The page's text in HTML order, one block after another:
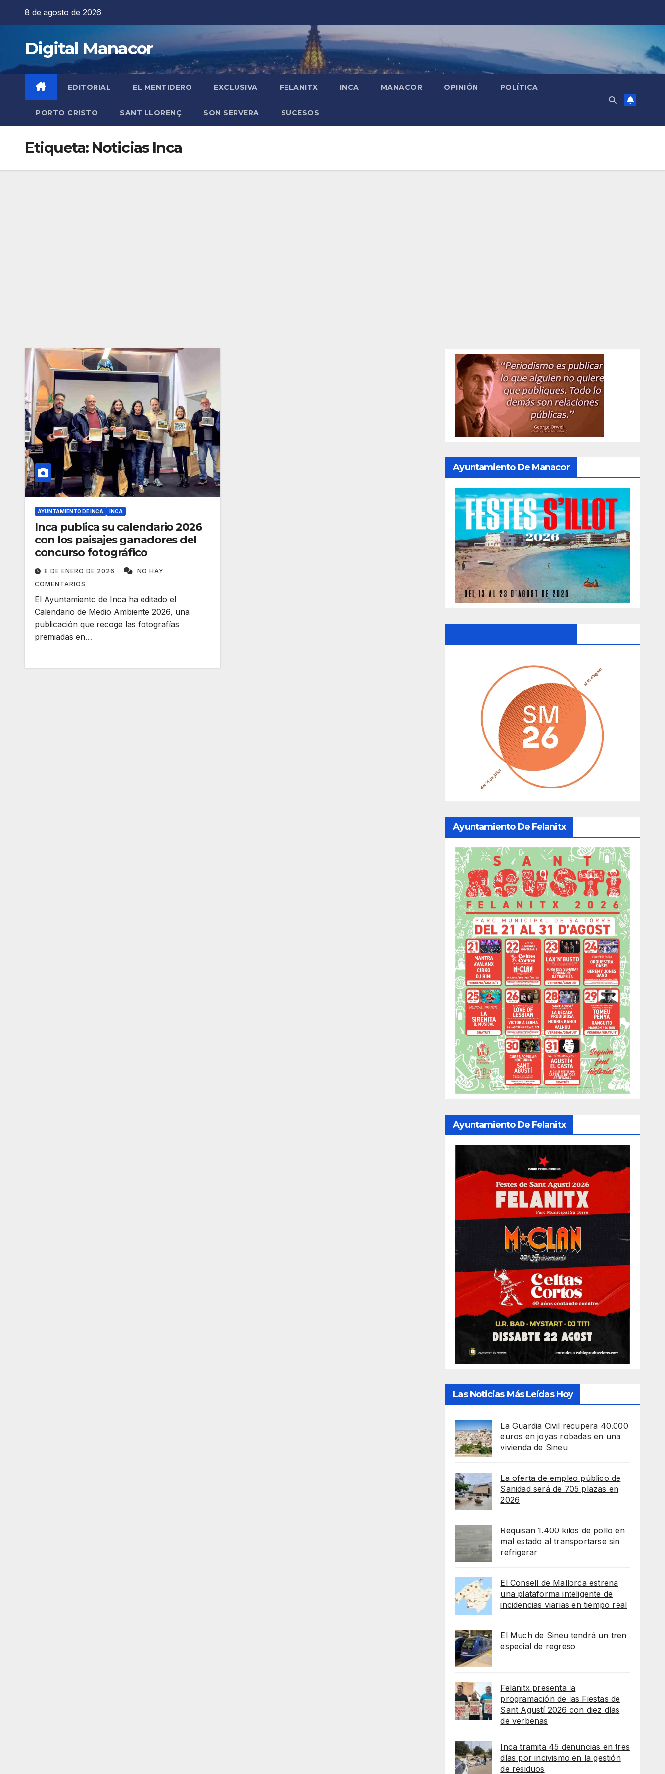
8 de agosto de 2026
Digital Manacor
EDITORIAL EL MENTIDERO EXCLUSIVA FELANITX INCA MANACOR OPINIÓN POLÍTICA
PORTO CRISTO SANT LLORENÇ SON SERVERA SUCESOS
Etiqueta: Noticias Inca
AYUNTAMIENTO DE INCA INCA
Inca publica su calendario 2026
con los paisajes ganadores del
concurso fotográfico
8 DE ENERO DE 2026
NO HAY
COMENTARIOS
El Ayuntamiento de Inca ha editado el
Calendario de Medio Ambiente 2026, una
publicación que recoge las fotografías
premiadas en…
Ayuntamiento De Manacor
Ayuntamiento De Felanitx
Ayuntamiento De Felanitx
Las Noticias Más Leídas Hoy
La Guardia Civil recupera 40.000
euros en joyas robadas en una
vivienda de Sineu
La oferta de empleo público de
Sanidad será de 705 plazas en
2026
Requisan 1.400 kilos de pollo en
mal estado al transportarse sin
refrigerar
El Consell de Mallorca estrena
una plataforma inteligente de
incidencias viarias en tiempo real
El Much de Sineu tendrá un tren
especial de regreso
Felanitx presenta la
programación de las Fiestas de
Sant Agustí 2026 con diez días
de verbenas
Inca tramita 45 denuncias en tres
días por incivismo en la gestión
de residuos